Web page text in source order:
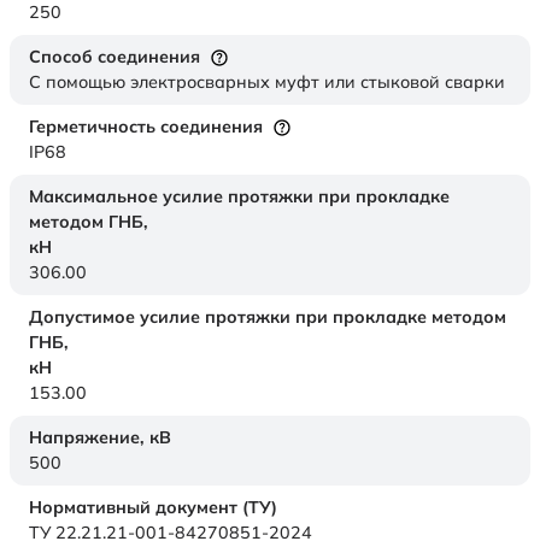
250
Способ соединения
С помощью электросварных муфт или стыковой сварки
Герметичность соединения
IP68
Максимальное усилие протяжки при прокладке
методом ГНБ,
кН
306.00
Допустимое усилие протяжки при прокладке методом
ГНБ,
кН
153.00
Напряжение, кВ
500
Нормативный документ (ТУ)
ТУ 22.21.21-001-84270851-2024